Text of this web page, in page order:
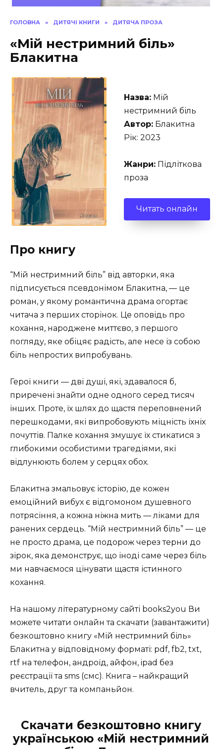
ГОЛОВНА » ДИТЯЧІ КНИГИ » ДИТЯЧА ПРОЗА
«Мій нестримний біль»
Блакитна
Назва: Мій
нестримний біль
Автор: Блакитна
Рік: 2023
Жанри: Підліткова
проза
Читать онлайн
Про книгу
“Мій нестримний біль” від авторки, яка
підписується псевдонімом Блакитна, — це
роман, у якому романтична драма огортає
читача з перших сторінок. Це оповідь про
кохання, народжене миттєво, з першого
погляду, яке обіцяє радість, але несе із собою
біль непростих випробувань.
Герої книги — дві душі, які, здавалося б,
приречені знайти одне одного серед тисяч
інших. Проте, їх шлях до щастя переповнений
перешкодами, які випробовують міцність їхніх
почуттів. Палке кохання змушує їх стикатися з
глибокими особистими трагедіями, які
відлунюють болем у серцях обох.
Блакитна змальовує історію, де кожен
емоційний вибух є відгомоном душевного
потрясіння, а кожна ніжна мить — ліками для
ранених сердець. “Мій нестримний біль” — це
не просто драма, це подорож через терни до
зірок, яка демонструє, що іноді саме через біль
ми навчаємося цінувати щастя істинного
кохання.
На нашому літературному сайті books2you Ви
можете читати онлайн та скачати (завантажити)
безкоштовно книгу «Мій нестримний біль»
Блакитна у відповідному форматі: pdf, fb2, txt,
rtf на телефон, андроїд, айфон, ipad без
реєстрації та sms (смс). Книга – найкращий
вчитель, друг та компаньйон.
Скачати безкоштовно книгу
українською «Мій нестримний